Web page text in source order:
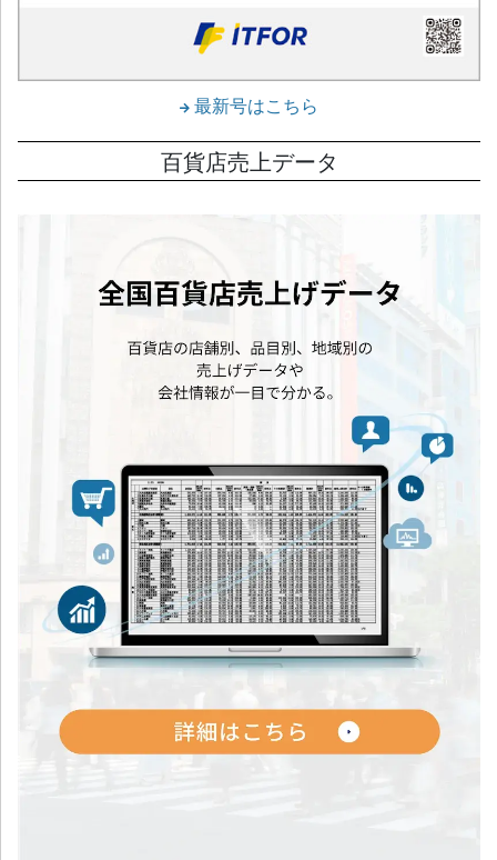
最新号はこちら
百貨店売上データ